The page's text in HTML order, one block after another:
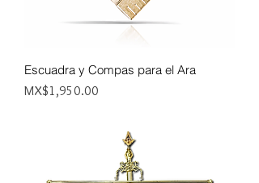
Escuadra y Compas para el Ara
Price
MX$1,950.00